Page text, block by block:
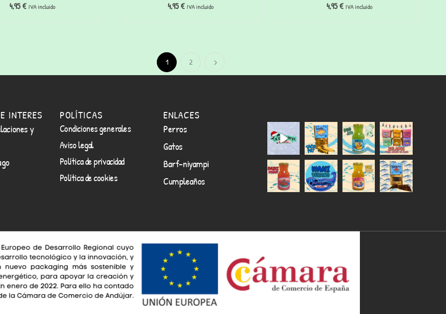
Y Gatos Para
4,95€ IVA incluido
Carrot Cake y Crema de
4,95€ IVA incluido
Coco y Plátano para hacer
4,95€ IVA incluido
1 2
INTERES
y
POLÍTICAS
Condiciones generales
Aviso legal
Política de privacidad
Política de cookies
ENLACES
Perros
Gatos
Barf-niyampi
Cumpleaños